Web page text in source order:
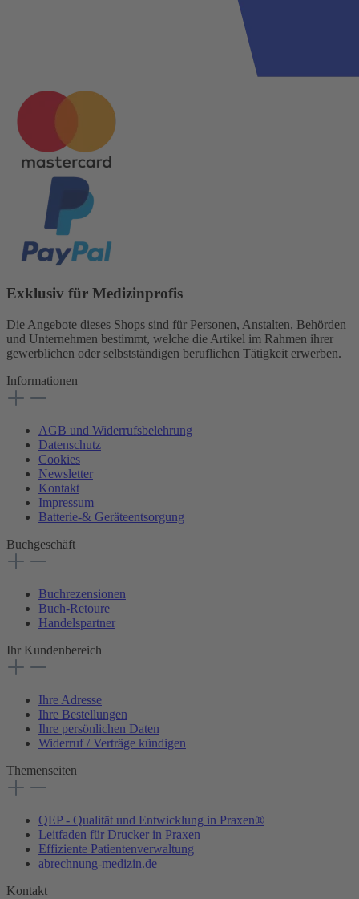
Exklusiv für Medizinprofis
Die Angebote dieses Shops sind für Personen, Anstalten, Behörden
und Unternehmen bestimmt, welche die Artikel im Rahmen ihrer
gewerblichen oder selbstständigen beruflichen Tätigkeit erwerben.
Informationen
AGB und Widerrufsbelehrung
Datenschutz
Cookies
Newsletter
Kontakt
Impressum
Batterie-& Geräteentsorgung
Buchgeschäft
Buchrezensionen
Buch-Retoure
Handelspartner
Ihr Kundenbereich
Ihre Adresse
Ihre Bestellungen
Ihre persönlichen Daten
Widerruf / Verträge kündigen
Themenseiten
QEP - Qualität und Entwicklung in Praxen®
Leitfaden für Drucker in Praxen
Effiziente Patientenverwaltung
abrechnung-medizin.de
Kontakt